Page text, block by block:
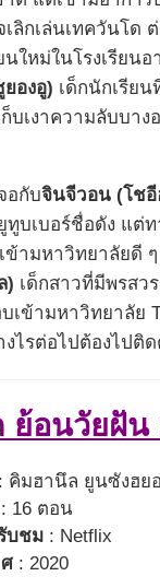
ลิกเล่นเทควันโด
นใหม่ในโรงเรียน
องอู) เด็กนักเรีย
บเงาความลับบาง
อกับจินจีวอน (โช
ทูบเบอร์ชื่อดัง แต่
เข้ามหาวิทยาลัยดี
) เด็กสาวที่มีพรสว
เข้ามหาวิทยาลัย
งไรต่อไปต้องไปติ
ย้อนวัยฝัน
: คิมฮานึล ยูนซังฮย
: 16 ตอน
บชม : Netflix
: 2020